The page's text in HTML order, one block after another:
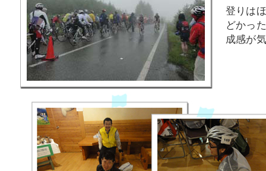
登りは
どかっ
成感が